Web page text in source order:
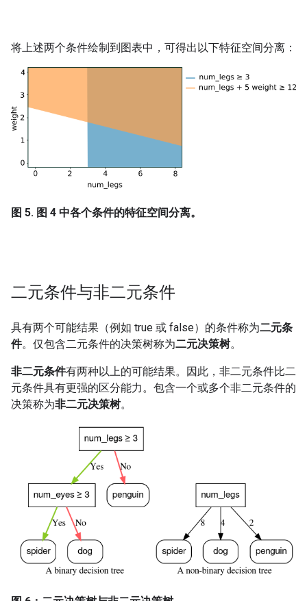
将上述两个条件绘制到图表中，可得出以下特征空间分离：
图 5. 图 4 中各个条件的特征空间分离。
二元条件与非二元条件
具有两个可能结果（例如 true 或 false）的条件称为二元条
件。仅包含二元条件的决策树称为二元决策树。
非二元条件有两种以上的可能结果。因此，非二元条件比二
元条件具有更强的区分能力。包含一个或多个非二元条件的
决策称为非二元决策树。